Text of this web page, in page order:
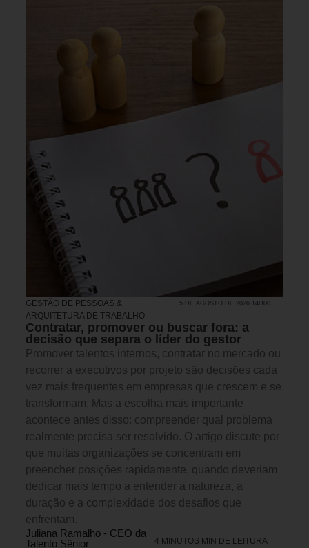
GESTÃO DE PESSOAS &
ARQUITETURA DE TRABALHO
5 DE AGOSTO DE 2026 14H00
Contratar, promover ou buscar fora: a
decisão que separa o líder do gestor
Promover talentos internos, contratar no mercado ou
recorrer a executivos por projeto são decisões cada
vez mais frequentes em empresas que crescem e se
transformam. Mas a escolha mais importante
acontece antes disso: compreender qual problema
realmente precisa ser resolvido. O artigo discute por
que muitas organizações se concentram em
preencher posições rapidamente, quando deveriam
dedicar mais tempo a entender a natureza, a
duração e a complexidade dos desafios que
enfrentam.
Juliana Ramalho - CEO da
Talento Sênior
4 MINUTOS MIN DE LEITURA